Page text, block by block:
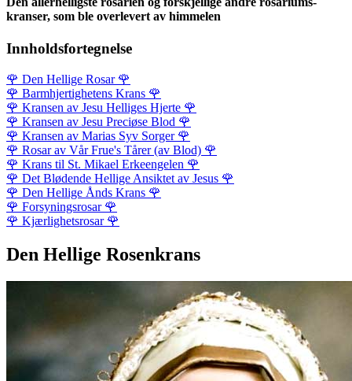
kranser, som ble overlevert av himmelen
Innholdsfortegnelse
🌹 Den Hellige Rosar 🌹
🌹 Barmhjertighetens Krans 🌹
🌹 Kransen av Jesu Helliges Hjerte 🌹
🌹 Kransen av Jesu Preciøse Blod 🌹
🌹 Kransen av Marias Syv Sorger 🌹
🌹 Rosar av Vår Frue's Tårer (av Blod) 🌹
🌹 Krans til St. Mikael Erkeengelen 🌹
🌹 Det Blødende Hellige Ansiktet av Jesus 🌹
🌹 Den Hellige Ånds Krans 🌹
🌹 Forsyningsrosar 🌹
🌹 Kjærlighetsrosar 🌹
Den Hellige Rosenkrans